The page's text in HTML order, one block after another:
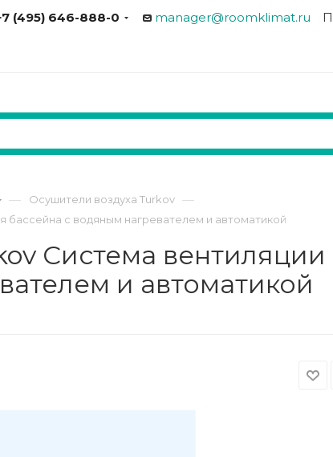
(495) 646-888-0 manager@roomklimat.ru
— Осушители воздуха Turkov —
бассейна с водяным нагревателем и автоматикой
Система
и автоматикой